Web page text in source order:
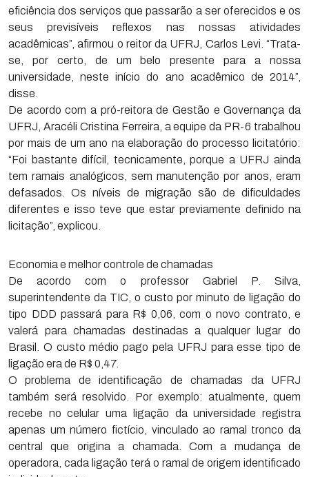
eficiência dos serviços que passarão a ser oferecidos e os
seus previsíveis reflexos nas nossas atividades
acadêmicas”, afirmou o reitor da UFRJ, Carlos Levi. “Trata-
se, por certo, de um belo presente para a nossa
universidade, neste início do ano acadêmico de 2014”,
disse.
De acordo com a pró-reitora de Gestão e Governança da
UFRJ, Aracéli Cristina Ferreira, a equipe da PR-6 trabalhou
por mais de um ano na elaboração do processo licitatório:
“Foi bastante difícil, tecnicamente, porque a UFRJ ainda
tem ramais analógicos, sem manutenção por anos, eram
defasados. Os níveis de migração são de dificuldades
diferentes e isso teve que estar previamente definido na
licitação”, explicou.
Economia e melhor controle de chamadas
De acordo com o professor Gabriel P. Silva,
superintendente da TIC, o custo por minuto de ligação do
tipo DDD passará para R$ 0,06, com o novo contrato, e
valerá para chamadas destinadas a qualquer lugar do
Brasil. O custo médio pago pela UFRJ para esse tipo de
ligação era de R$ 0,47.
O problema de identificação de chamadas da UFRJ
também será resolvido. Por exemplo: atualmente, quem
recebe no celular uma ligação da universidade registra
apenas um número fictício, vinculado ao ramal tronco da
central que origina a chamada. Com a mudança de
operadora, cada ligação terá o ramal de origem identificado